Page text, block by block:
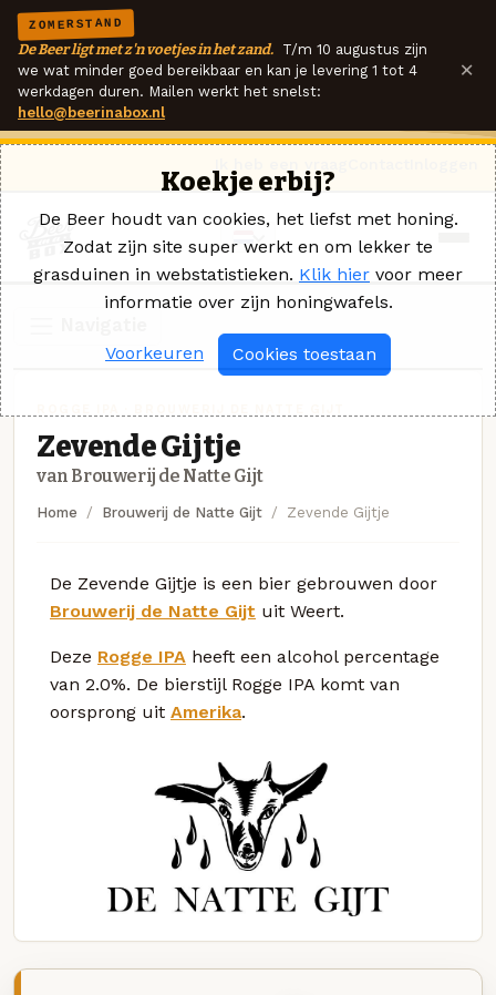
ZOMERSTAND
De Beer ligt met z'n voetjes in het zand. T/m 10 augustus zijn
we wat minder goed bereikbaar en kan je levering 1 tot 4
werkdagen duren. Mailen werkt het snelst:
hello@beerinabox.nl
×
Zevende Gijtje
van Brouwerij de Natte Gijt
Home Brouwerij de Natte Gijt Zevende Gijtje
De Zevende Gijtje is een bier gebrouwen door
Brouwerij de Natte Gijt uit Weert.
Deze Rogge IPA heeft een alcohol percentage
van 2.0%. De bierstijl Rogge IPA komt van
oorsprong uit Amerika.
Koekje erbij?
De Beer houdt van cookies, het liefst met honing.
Zodat zijn site super werkt en om lekker te
grasduinen in webstatistieken. Klik hier voor meer
informatie over zijn honingwafels.
Voorkeuren Cookies toestaan